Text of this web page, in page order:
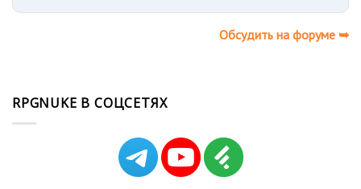
Обсудить на форуме ➥
RPGNUKE В СОЦСЕТЯХ